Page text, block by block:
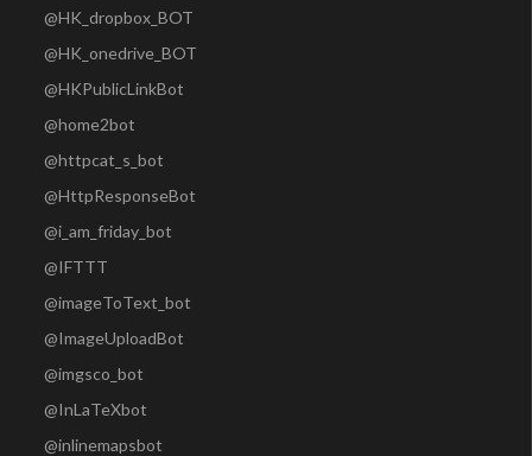
@HK_dropbox_BOT
@HK_onedrive_BOT
@HKPublicLinkBot
@home2bot
@httpcat_s_bot
@HttpResponseBot
@i_am_friday_bot
@IFTTT
@imageToText_bot
@ImageUploadBot
@imgsco_bot
@InLaTeXbot
@inlinemapsbot